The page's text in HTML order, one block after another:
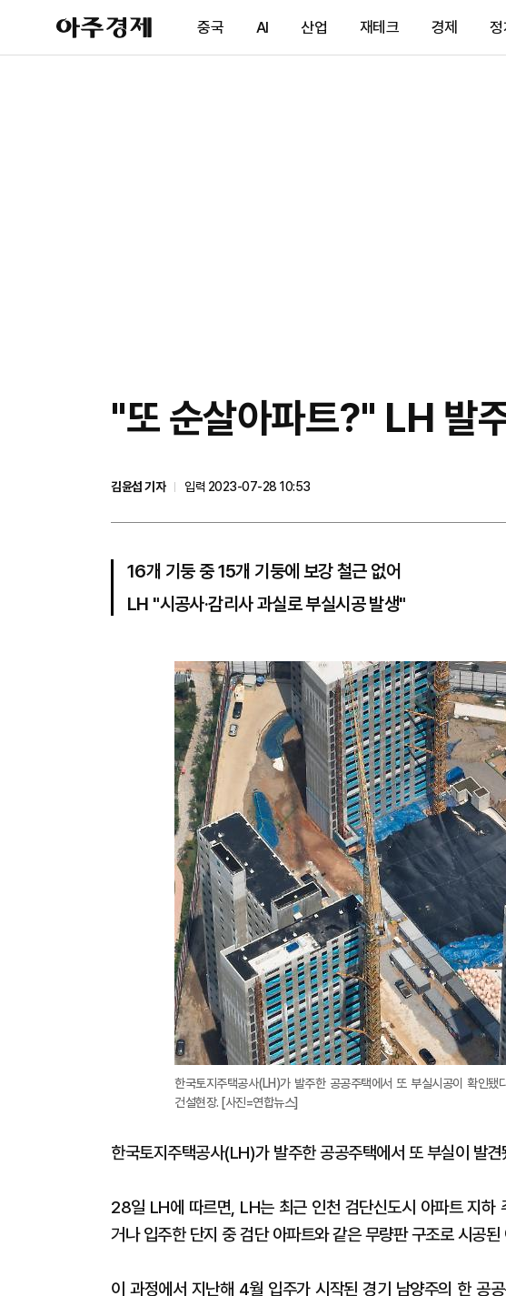
아
주
제
중국 AI 산업 재테크 경제 정
"또 순살아파트?" LH 발
김윤섭 기자
입력 2023-07-28 10:53
16개 기둥 중 15개 기둥에 보강 철근 없어
LH "시공사·감리사 과실로 부실시공 발생"
한국토지주택공사(LH)가 발주한 공공주택에서 또 부실시공이 확인
건설현장. [사진=연합뉴스]
한국토지주택공사(LH)가 발주한 공공주택에서 또 부실이 발견
28일 LH에 따르면, LH는 최근 인천 검단신도시 아파트 지하
거나 입주한 단지 중 검단 아파트와 같은 무량판 구조로 시공
이 과정에서 지난해 4월 입주가 시작된 경기 남양주의 한 공